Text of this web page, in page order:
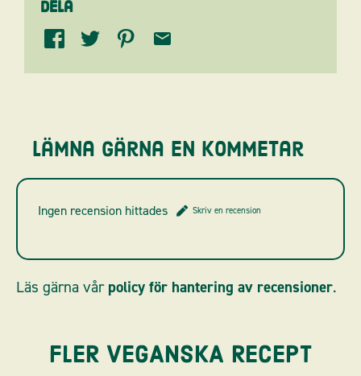
Dela
Lämna gärna en kommetar
Ingen recension hittades Skriv en recension
Läs gärna vår policy för hantering av recensioner.
FLER VEGANSKA RECEPT